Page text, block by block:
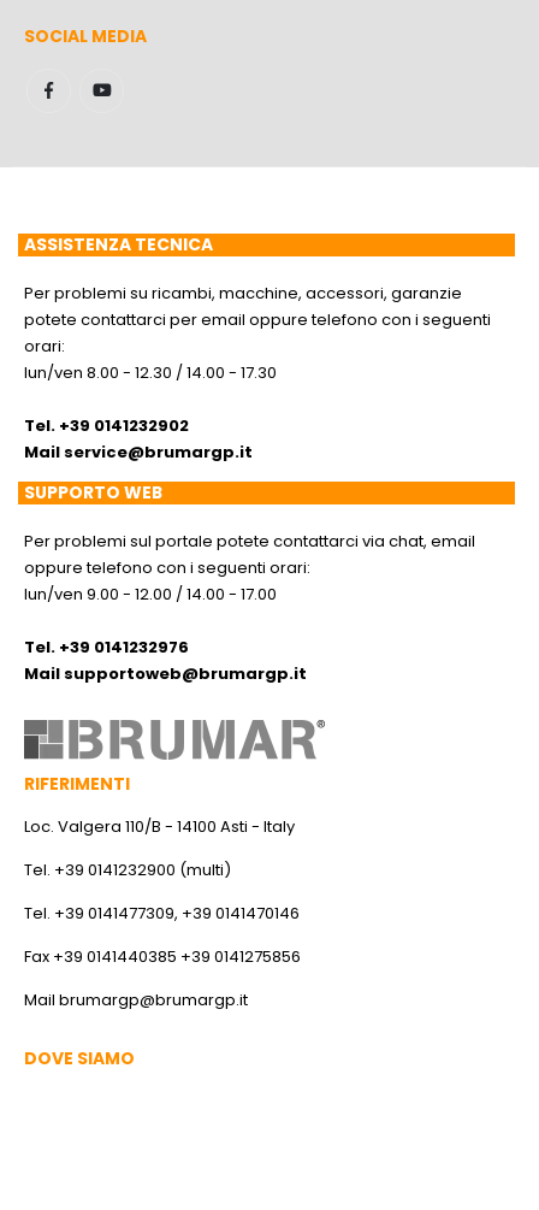
SOCIAL MEDIA
ASSISTENZA TECNICA
Per problemi su ricambi, macchine, accessori, garanzie
potete contattarci per email oppure telefono con i seguenti
orari:
lun/ven 8.00 - 12.30 / 14.00 - 17.30
Tel. +39 0141232902
Mail service@brumargp.it
SUPPORTO WEB
Per problemi sul portale potete contattarci via chat, email
oppure telefono con i seguenti orari:
lun/ven 9.00 - 12.00 / 14.00 - 17.00
Tel. +39 0141232976
Mail supportoweb@brumargp.it
RIFERIMENTI
Loc. Valgera 110/B - 14100 Asti - Italy
Tel. +39 0141232900 (multi)
Tel. +39 0141477309, +39 0141470146
Fax +39 0141440385 +39 0141275856
Mail brumargp@brumargp.it
DOVE SIAMO